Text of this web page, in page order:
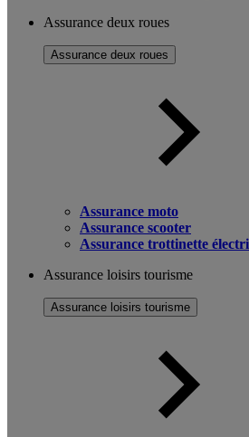
Assurance deux roues
Assurance deux roues
Assurance moto
Assurance scooter
Assurance trottinette
Assurance loisirs tourisme
Assurance loisirs tourisme